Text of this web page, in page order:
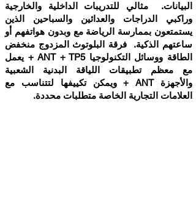
البيانات. مثالي للتدريبات الداخلية والخارجية
وراكبي الدراجات والعدائين والسباحين الذين
يستمتعون بممارسة الرياضة مع وبدون هواتفهم أو
ساعتهم الذكية. فرقة البلوتوث المزدوج منخفض
الطاقة ووسائل التكنولوجيا ANT + TP5 + يعمل
مع معظم تطبيقات اللياقة البدنية الشعبية
والأجهزة ANT + ويمكن تكييفها لتتناسب مع
العلامات التجارية الخاصة متطلبات محددة.